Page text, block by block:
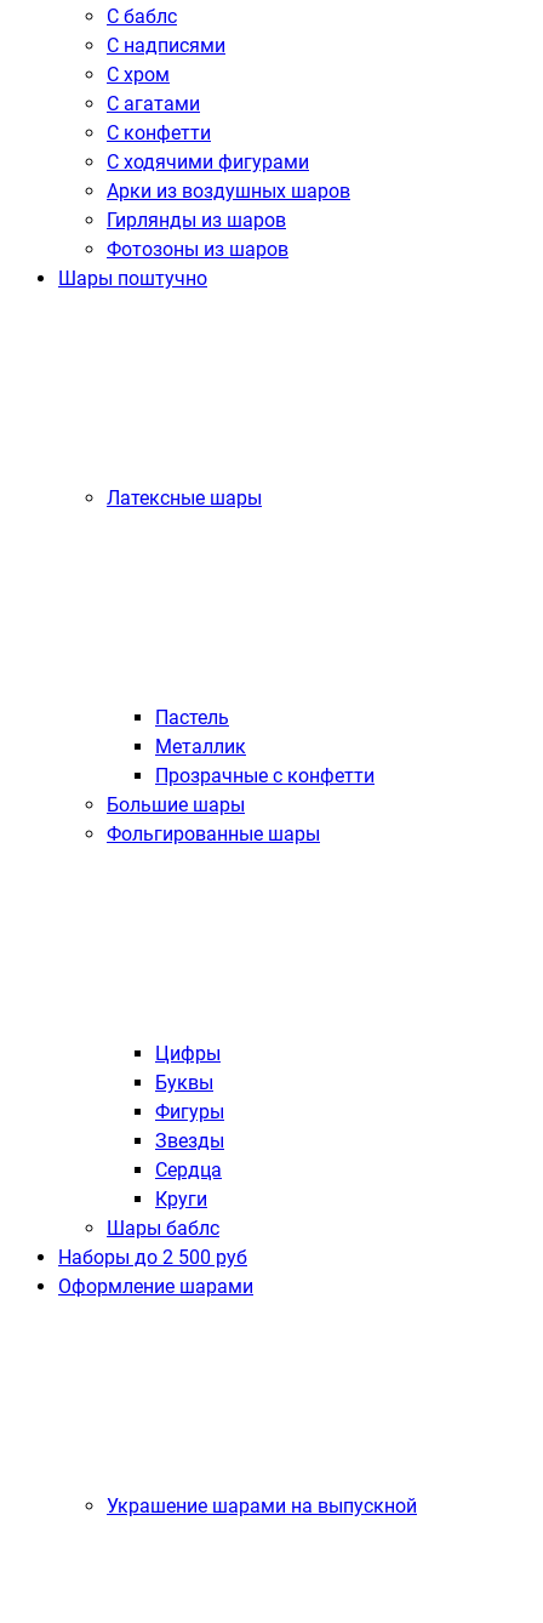
С баблс
С надписями
С хром
С агатами
С конфетти
С ходячими фигурами
Арки из воздушных шаров
Гирлянды из шаров
Фотозоны из шаров
Шары поштучно
Латексные шары
Пастель
Металлик
Прозрачные с конфетти
Большие шары
Фольгированные шары
Цифры
Буквы
Фигуры
Звезды
Сердца
Круги
Шары баблс
Наборы до 2 500 руб
Оформление шарами
Украшение шарами на выпускной